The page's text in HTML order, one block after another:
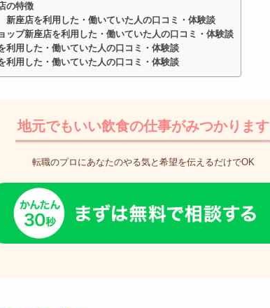
の特徴
座店を利用した・働いていた人の口コミ・体験談
ップ新座店を利用した・働いていた人の口コミ・体験談
利用した・働いていた人の口コミ・体験談
利用した・働いていた人の口コミ・体験談
地元でもいい飲食の仕事がみつかります
転職のプロにあなたのやる気と希望を伝えるだけでOK